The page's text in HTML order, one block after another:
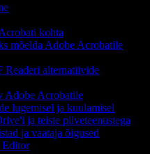
kohta
mõelda Adobe Acrobatile
Readeri alternatiivide
Adobe Acrobatile
lugemisel ja kuulamisel
ja teiste pilveteenustega
ja vaataja õigused
Editor